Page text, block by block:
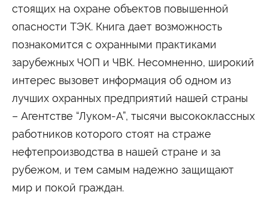
стоящих на охране объектов повышенной
опасности ТЭК. Книга дает возможность
познакомится с охранными практиками
зарубежных ЧОП и ЧВК. Несомненно, широкий
интерес вызовет информация об одном из
лучших охранных предприятий нашей страны
– Агентстве “Луком-А”, тысячи высококлассных
работников которого стоят на страже
нефтепроизводства в нашей стране и за
рубежом, и тем самым надежно защищают
мир и покой граждан.